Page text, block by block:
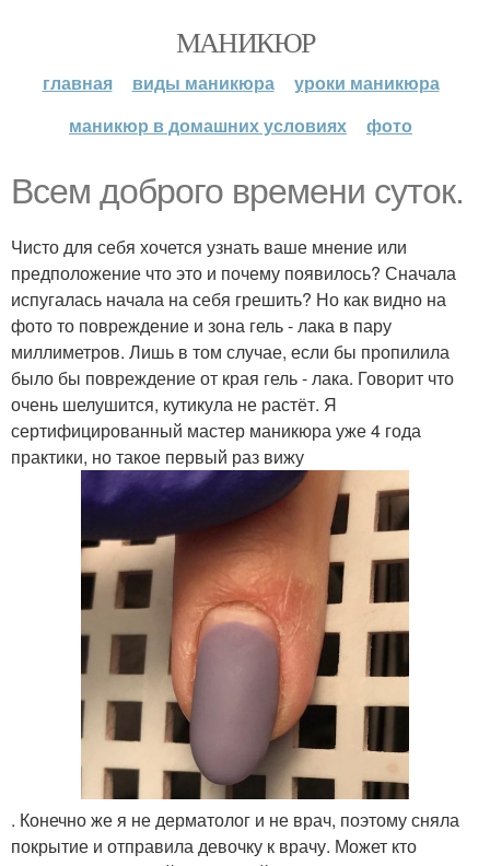
МАНИКЮР
главная виды маникюра
уроки маникюра
маникюр в домашних условиях
фото
Всем доброго времени суток.
Чисто для себя хочется узнать ваше мнение или
предположение что это и почему появилось? Сначала
испугалась начала на себя грешить? Но как видно на
фото то повреждение и зона гель - лака в пару
миллиметров. Лишь в том случае, если бы пропилила
было бы повреждение от края гель - лака. Говорит что
очень шелушится, кутикула не растёт. Я
сертифицированный мастер маникюра уже 4 года
практики, но такое первый раз вижу
. Конечно же я не дерматолог и не врач, поэтому сняла
покрытие и отправила девочку к врачу. Может кто